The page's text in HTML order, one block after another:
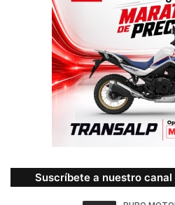
Suscríbete a nuestro canal